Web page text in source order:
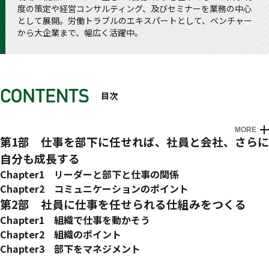
度の策定や経営コンサルティング、及びセミナーを業務の中心
として展開。労働トラブルのエキスパートとして、ベンチャー
から大企業まで、幅広く活躍中。
目次
MORE
はじめに
第1部 仕事を部下に任せれば、社員と会社、さらに
自分も成長する
Chapter1 リーダーと部下と仕事の関係
なぜ、あなたは仕事を抱えてしまうのか？
部下に仕事を任せられない
仕事を任せられる人ってどんな人？
仕事を丸投げする上司たち
部下の短所が気になるあなたへ
Chapter2 コミュニケーションのポイント
コミュニケーション・ギャップについて
聞くことの重要性
記憶に残る伝え方とは？
上手な叱り方
第2部 社員に仕事を任せられる仕組みをつくる
Chapter1 組織で仕事を動かそう
社員に仕事を任せる仕組みとは？
システムで人を動かす
Chapter2 組織のポイント
会社の顔は受付ですよ
Chapter3 部下をマネジメント